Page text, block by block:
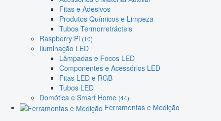
Fitas e Adesivos
Produtos Químicos e Limpeza
Tubos Termorretrácteis
Raspberry Pi (10)
Iluminação LED
Lâmpadas e Focos LED
Componentes e Acessórios LED
Fitas LED e RGB
Tubos LED
Domótica e Smart Home (44)
Ferramentas e Medição